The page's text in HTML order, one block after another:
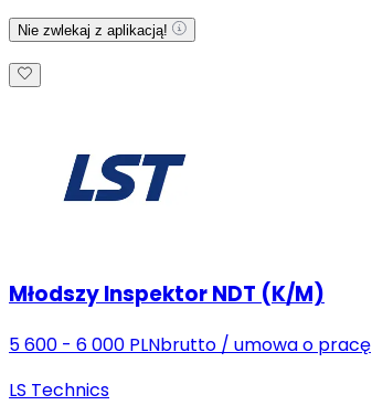
Nie zwlekaj z aplikacją!
Młodszy Inspektor NDT (K/M)
5 600 - 6 000 PLNbrutto / umowa o pracę
LS Technics